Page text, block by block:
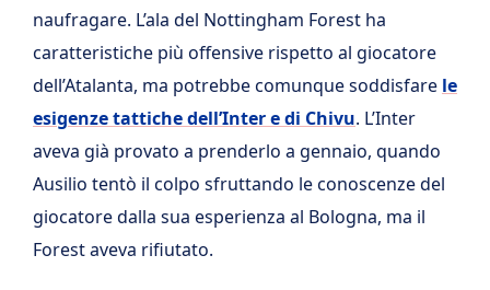
naufragare. L’ala del Nottingham Forest ha
caratteristiche più offensive rispetto al giocatore
dell’Atalanta, ma potrebbe comunque soddisfare le
esigenze tattiche dell’Inter e di Chivu. L’Inter
aveva già provato a prenderlo a gennaio, quando
Ausilio tentò il colpo sfruttando le conoscenze del
giocatore dalla sua esperienza al Bologna, ma il
Forest aveva rifiutato.